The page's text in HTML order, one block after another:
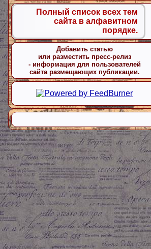
Полный список всех тем
сайта в алфавитном
порядке.
Добавить статью
или разместить пресс-релиз
- информация для пользователей
сайта размещающих публикации.